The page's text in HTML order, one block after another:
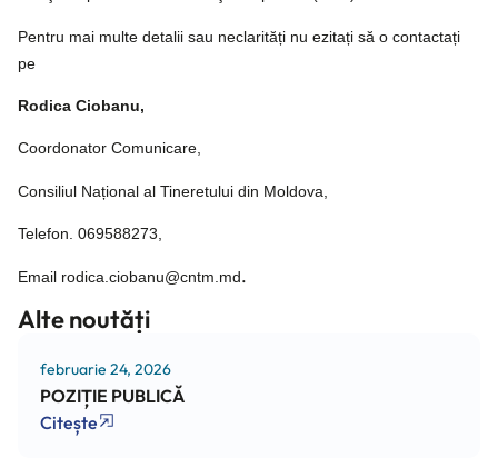
Pentru mai multe detalii sau neclarități nu ezitați să o contactați
pe
Rodica Ciobanu,
Coordonator Comunicare,
Consiliul Național al Tineretului din Moldova,
Telefon. 069588273,
Email rodica.ciobanu@cntm.md.
Alte noutăți
februarie 24, 2026
POZIȚIE PUBLICĂ
Citește